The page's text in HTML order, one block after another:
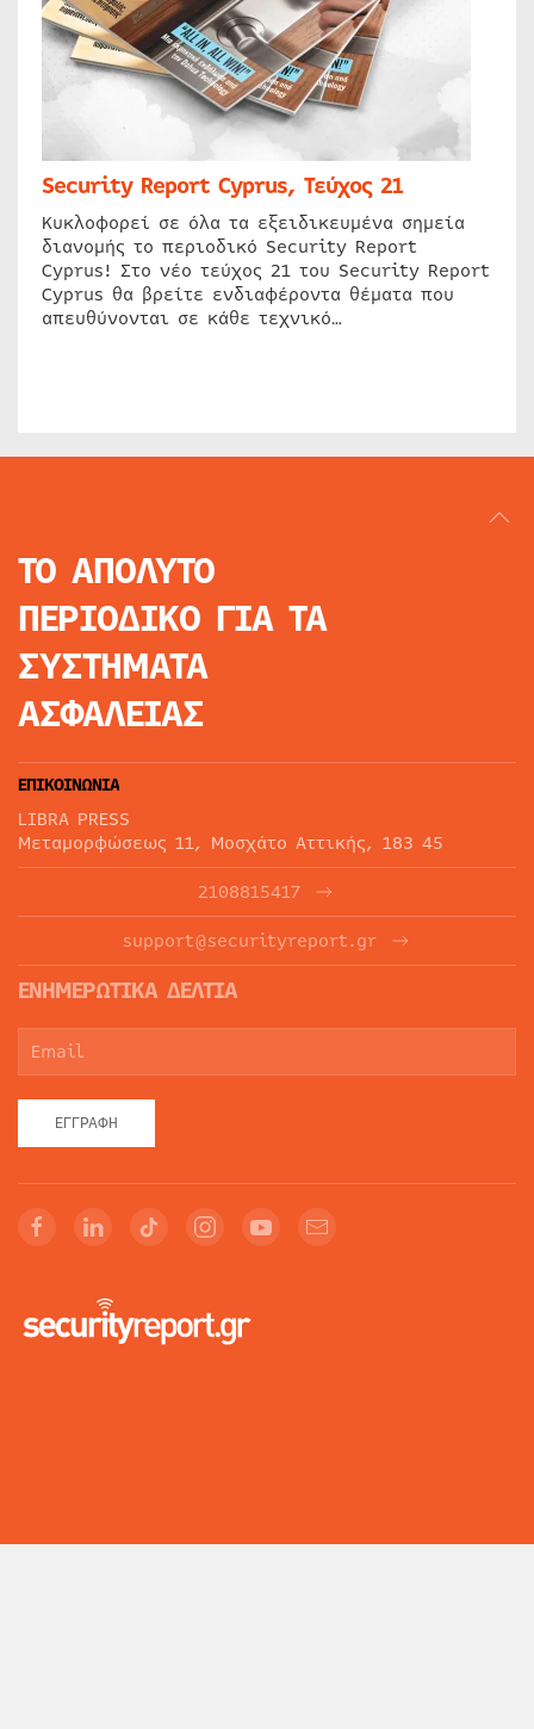
Security Report Cyprus, Τεύχος 21
Κυκλοφορεί σε όλα τα εξειδικευμένα σημεία
διανομής το περιοδικό Security Report
Cyprus! Στο νέο τεύχος 21 του Security Report
Cyprus θα βρείτε ενδιαφέροντα θέματα που
απευθύνονται σε κάθε τεχνικό…
ΤΟ ΑΠΟΛΥΤΟ
ΠΕΡΙΟΔΙΚΟ ΓΙΑ ΤΑ
ΣΥΣΤΗΜΑΤΑ
ΑΣΦΑΛΕΙΑΣ
ΕΠΙΚΟΙΝΩΝΙΑ
LIBRA PRESS
Μεταμορφώσεως 11, Μοσχάτο Αττικής, 183 45
2108815417
support@securityreport.gr
ΕΝΗΜΕΡΩΤΙΚΑ ΔΕΛΤΙΑ
ΕΓΓΡΑΦΉ